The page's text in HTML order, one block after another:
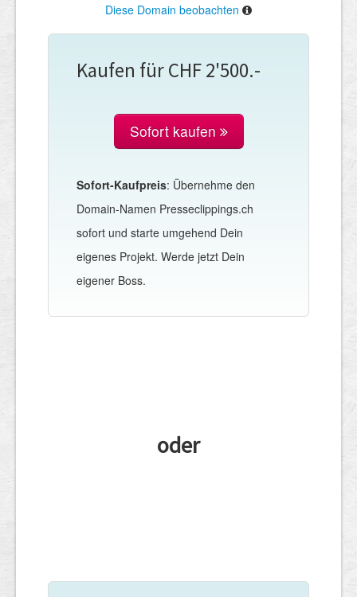
Diese Domain beobachten
Kaufen für CHF 2'500.-
Sofort kaufen
Sofort-Kaufpreis: Übernehme den
Domain-Namen Presseclippings.ch
sofort und starte umgehend Dein
eigenes Projekt. Werde jetzt Dein
eigener Boss.
oder